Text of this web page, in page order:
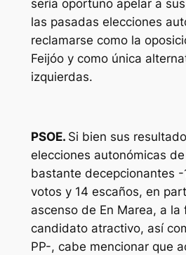
sería oportuno apelar a
las pasadas elecciones
reclamarse como la
Feijóo y como única
izquierdas.
PSOE. Si bien sus
elecciones autonómicas
bastante decepcionantes -
votos y 14 escaños, en
ascenso de En Marea, a la
candidato atractivo, así
PP-, cabe mencionar que